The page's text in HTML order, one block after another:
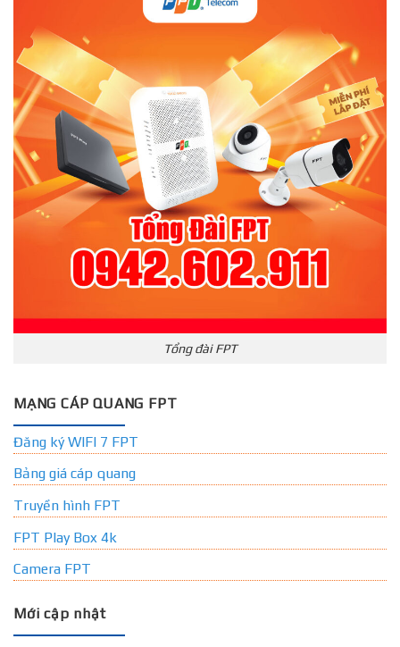
Tổng đài FPT
MẠNG CÁP QUANG FPT
Đăng ký WIFI 7 FPT
Bảng giá cáp quang
Truyền hình FPT
FPT Play Box 4k
Camera FPT
Mới cập nhật